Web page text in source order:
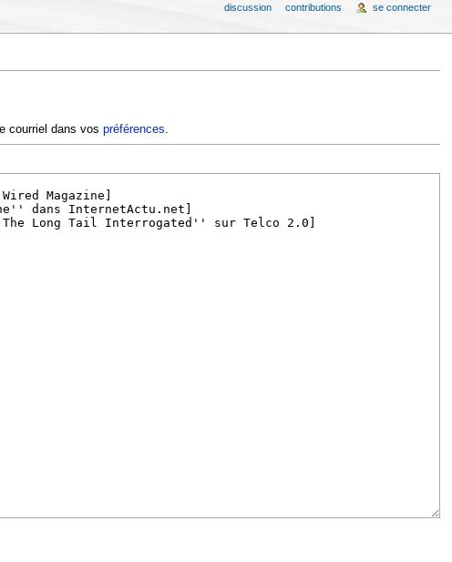
courriel dans vos préférences.
discussion contributions se connecter